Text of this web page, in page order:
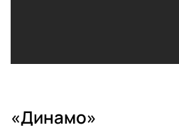
«Динамо»